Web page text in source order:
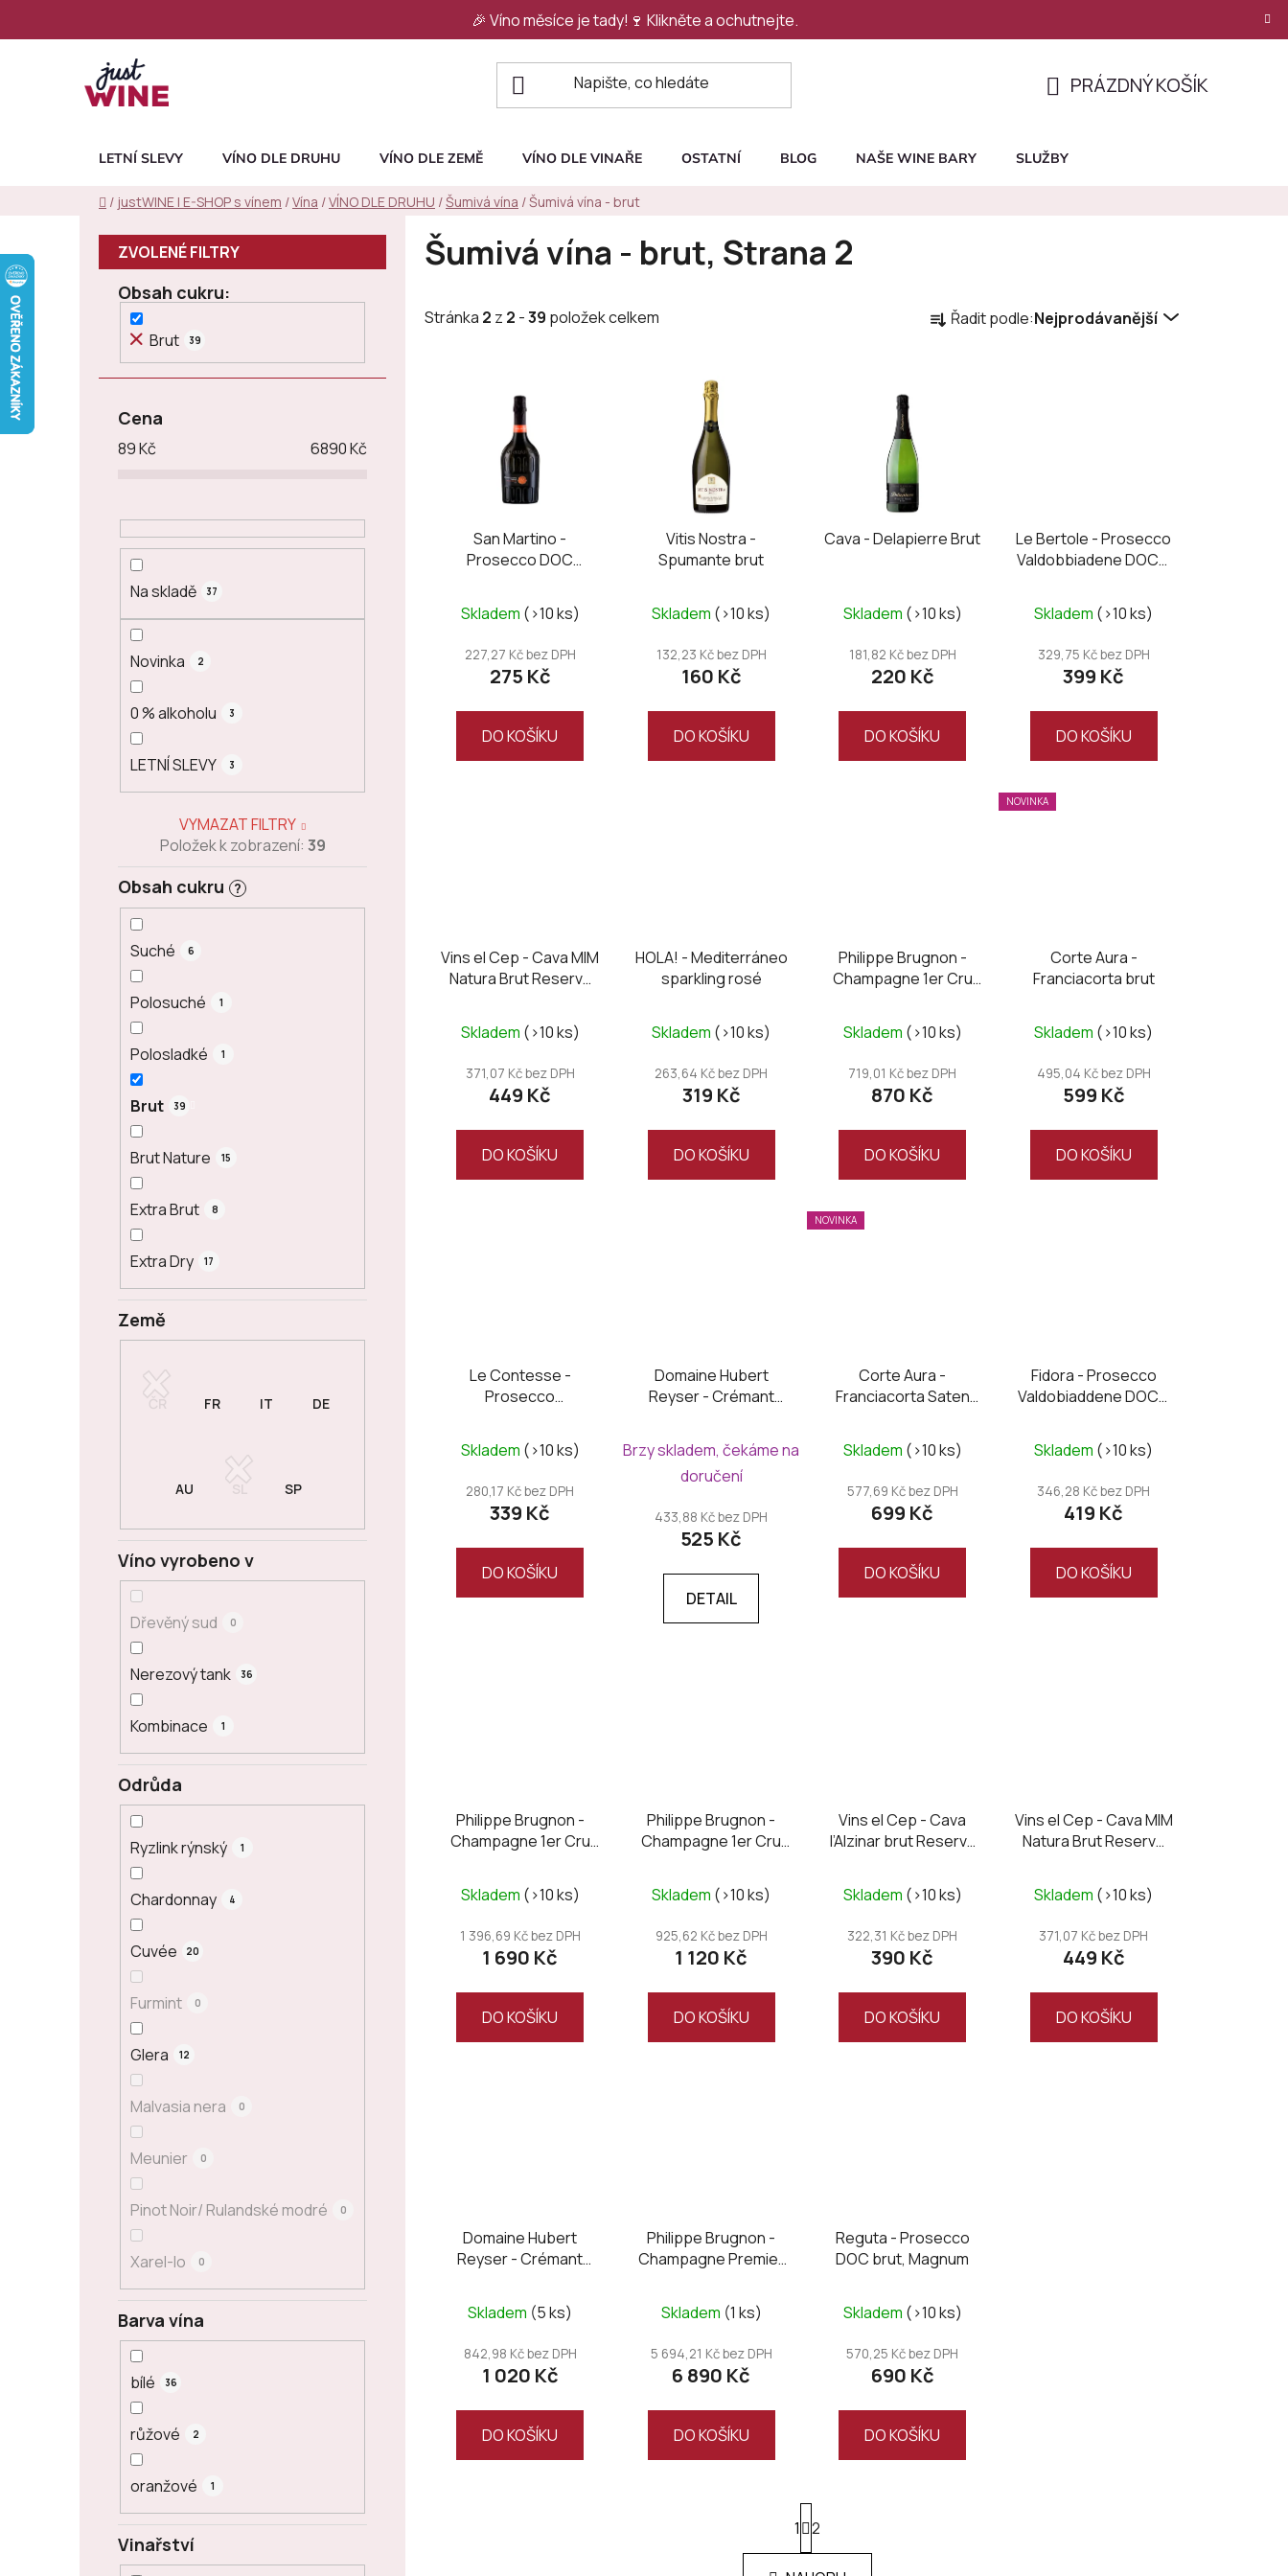
🎉 Víno měsíce je tady!🍷 Klikněte a ochutnejte.
KOŠÍK
PRÁZDNÝ KOŠÍK
LETNÍ SLEVY VÍNO DLE DRUHU VÍNO DLE ZEMĚ VÍNO DLE VINAŘE OSTATNÍ BLOG NAŠE WINE BARY SLUŽBY
Domů
/ justWINE | E-SHOP s vínem /Vína /VÍNO DLE DRUHU /Šumivá vína /Šumivá vína - brut
Obsah cukru
Brut 39
Cena
89Kč 6890Kč
Na skladě 37
Novinka 2
0 % alkoholu 3
LETNÍ SLEVY 3
Odrůda
Ryzlink rýnský 1
Chardonnay 4
Cuvée 20
Furmint 0
Glera 12
Malvasia nera 0
Meunier 0
Pinot Noir/ Rulandské modré 0
Xarel-lo 0
Barva vína
bílé 36
růžové 2
oranžové 1
Vinařství
Země
Obsah cukru ?
Suché 6
Polosuché 1
Polosladké 1
Brut 39
Brut Nature 15
Extra Brut 8
Extra Dry 17
Víno vyrobeno v
Dřevěný sud 0
Nerezový tank 36
Kombinace 1
VYMAZAT FILTRY
Položek k zobrazení: 39
Šumivá vína - brut, Strana 2
Stránka 2 z 2 -39 položek celkem a
d
u
t
ů
Řadit podle:Nejprodávanější
San Martino -
Prosecco DOC
brut
Skladem (>10 ks)
227,27 Kč bez DPH
275 Kč
DO KOŠÍKU
Vitis Nostra -
Spumante brut
Skladem (>10 ks)
132,23 Kč bez DPH
160 Kč
DO KOŠÍKU
Cava - Delapierre Brut
Skladem (>10 ks)
181,82 Kč bez DPH
220 Kč
DO KOŠÍKU
Le Bertole - Prosecco
Valdobbiadene DOCG
Skladem (>10 ks)
329,75 Kč bez DPH
399 Kč
DO KOŠÍKU
Vins el Cep - Cava MIM
Natura Brut Reserva
Skladem (>10 ks)
371,07 Kč bez DPH
449 Kč
DO KOŠÍKU
HOLA! - Mediterráneo
sparkling rosé
Skladem (>10 ks)
263,64 Kč bez DPH
319 Kč
DO KOŠÍKU
Philippe Brugnon -
Champagne 1er Cru
Skladem (>10 ks)
719,01 Kč bez DPH
870 Kč
DO KOŠÍKU
NOVINKA
Corte Aura -
Franciacorta brut
Skladem (>10 ks)
495,04 Kč bez DPH
599 Kč
DO KOŠÍKU
Le Contesse -
Prosecco
Brut
Skladem (>10 ks)
280,17 Kč bez DPH
339 Kč
DO KOŠÍKU
Domaine Hubert
Reyser - Crémant
Brzy skladem, čekáme na
doručení
433,88 Kč bez DPH
525 Kč
DETAIL
NOVINKA
Corte Aura -
Franciacorta Saten
Skladem (>10 ks)
577,69 Kč bez DPH
699 Kč
DO KOŠÍKU
Fidora - Prosecco
Valdobiaddene DOCG
Skladem (>10 ks)
346,28 Kč bez DPH
419 Kč
DO KOŠÍKU
Philippe Brugnon -
Champagne 1er Cru
Skladem (>10 ks)
1 396,69 Kč bez DPH
1 690 Kč
DO KOŠÍKU
Philippe Brugnon -
Champagne 1er Cru
Skladem (>10 ks)
925,62 Kč bez DPH
1 120 Kč
DO KOŠÍKU
Vins el Cep - Cava
l’Alzinar brut Reserva
Skladem (>10 ks)
322,31 Kč bez DPH
390 Kč
DO KOŠÍKU
Vins el Cep - Cava MIM
Natura Brut Reserva
Skladem (>10 ks)
371,07 Kč bez DPH
449 Kč
DO KOŠÍKU
Domaine Hubert
Reyser - Crémant
Magnum
Skladem (5 ks)
842,98 Kč bez DPH
1 020 Kč
DO KOŠÍKU
Philippe Brugnon -
Champagne Premier
JEROBOAM
Skladem (1 ks)
5 694,21 Kč bez DPH
6 890 Kč
DO KOŠÍKU
Reguta - Prosecco
DOC brut, Magnum
Skladem (>10 ks)
570,25 Kč bez DPH
690 Kč
DO KOŠÍKU
O
S
t
r
1 2